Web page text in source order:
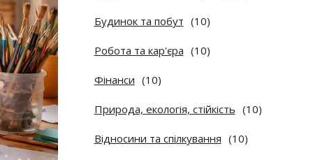
Будинок та побут (10)
Робота та кар'єра (10)
Фінанси (10)
Природа, екологія, стійкість (10)
Відносини та спілкування (10)